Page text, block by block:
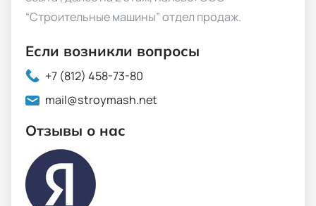
“Строительные машины” отдел продаж.
Если возникли вопросы
+7 (812) 458-73-80
mail@stroymash.net
Отзывы о нас